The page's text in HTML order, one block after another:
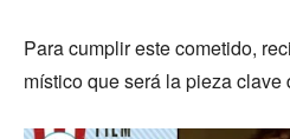
Para cumplir este cometido,
místico que será la pieza clave